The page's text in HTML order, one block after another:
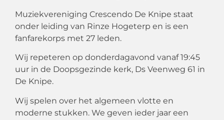
Muziekvereniging Crescendo De Knipe staat
onder leiding van Rinze Hogeterp en is een
fanfarekorps met 27 leden.
Wij repeteren op donderdagavond vanaf 19:45
uur in de Doopsgezinde kerk, Ds Veenweg 61 in
De Knipe.
Wij spelen over het algemeen vlotte en
moderne stukken. We geven ieder jaar een